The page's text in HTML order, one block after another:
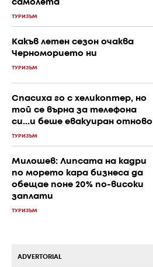
самолета
ТУРИЗЪМ
Какъв летен сезон очаква
Черноморието ни
ТУРИЗЪМ
Спасиха го с хеликоптер, но
той се върна за телефона
си...и беше евакуиран отново
ТУРИЗЪМ
Милошев: Липсата на кадри
по морето кара бизнеса да
обещае поне 20% по-високи
заплати
ТУРИЗЪМ
ADVERTORIAL